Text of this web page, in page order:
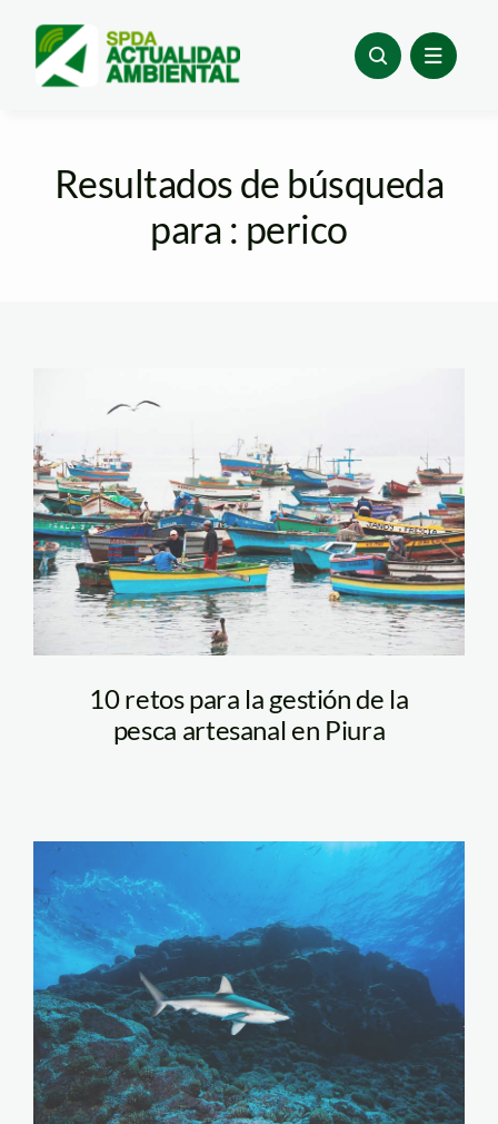
content
Resultados de búsqueda
para : perico
pescadores—andina
10 retos para la gestión de la
pesca artesanal en Piura
dorsal-nasca-sernanp